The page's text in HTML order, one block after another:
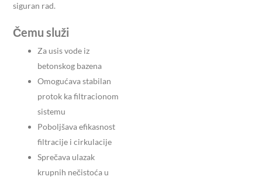
siguran rad.
Čemu služi
Za usis vode iz
betonskog bazena
Omogućava stabilan
protok ka filtracionom
sistemu
Poboljšava efikasnost
filtracije i cirkulacije
Sprečava ulazak
krupnih nečistoća u